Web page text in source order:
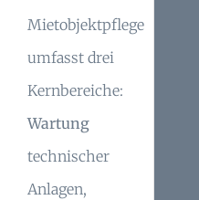
Mietobjektpflege
umfasst drei
Kernbereiche:
Wartung
technischer
Anlagen,